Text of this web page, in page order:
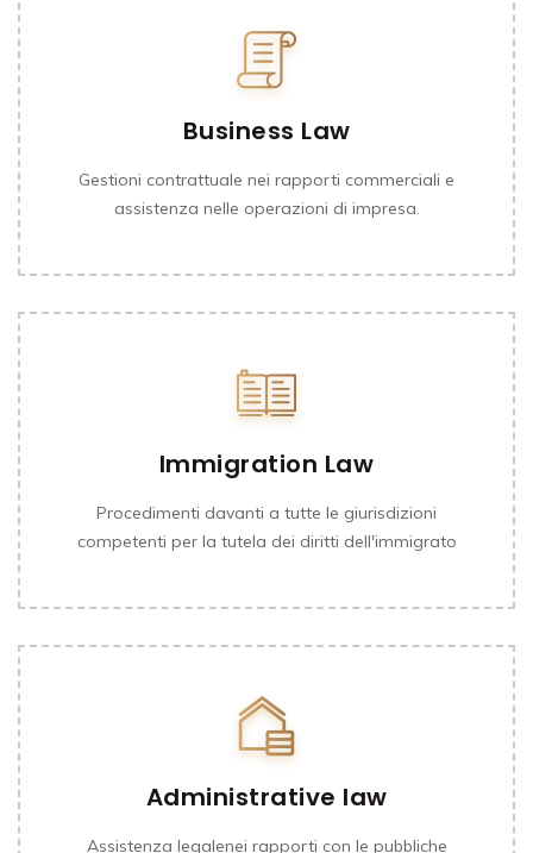
Business Law
Gestioni contrattuale nei rapporti commerciali e
assistenza nelle operazioni di impresa.
Immigration Law
Procedimenti davanti a tutte le giurisdizioni
competenti per la tutela dei diritti dell'immigrato
Administrative law
Assistenza legalenei rapporti con le pubbliche